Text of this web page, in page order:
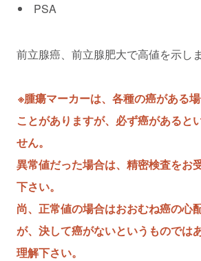
PSA
前立腺癌、前立腺肥大で高値を示しま
※腫瘍マーカーは、各種の癌がある
ことがありますが、必ず癌があると
せん。
異常値だった場合は、精密検査をお
下さい。
尚、正常値の場合はおおむね癌の心
が、決して癌がないというものでは
理解下さい。